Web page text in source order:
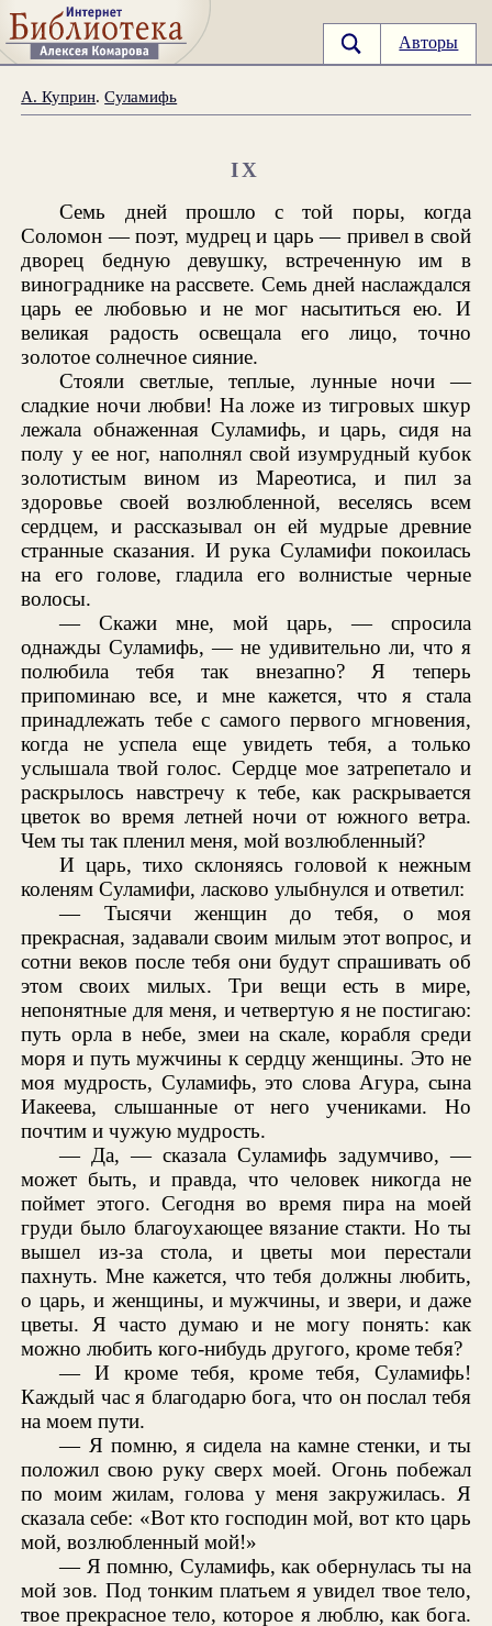
Авторы
А. Куприн.Суламифь
IX
Семь дней прошло с той поры, когда
Соломон — поэт, мудрец и царь — привел в свой
дворец бедную девушку, встреченную им в
винограднике на рассвете. Семь дней наслаждался
царь ее любовью и не мог насытиться ею. И
великая радость освещала его лицо, точно
золотое солнечное сияние.
Стояли светлые, теплые, лунные ночи —
сладкие ночи любви! На ложе из тигровых шкур
лежала обнаженная Суламифь, и царь, сидя на
полу у ее ног, наполнял свой изумрудный кубок
золотистым вином из Мареотиса, и пил за
здоровье своей возлюбленной, веселясь всем
сердцем, и рассказывал он ей мудрые древние
странные сказания. И рука Суламифи покоилась
на его голове, гладила его волнистые черные
волосы.
— Скажи мне, мой царь, — спросила
однажды Суламифь, — не удивительно ли, что я
полюбила тебя так внезапно? Я теперь
припоминаю все, и мне кажется, что я стала
принадлежать тебе с самого первого мгновения,
когда не успела еще увидеть тебя, а только
услышала твой голос. Сердце мое затрепетало и
раскрылось навстречу к тебе, как раскрывается
цветок во время летней ночи от южного ветра.
Чем ты так пленил меня, мой возлюбленный?
И царь, тихо склоняясь головой к нежным
коленям Суламифи, ласково улыбнулся и ответил:
— Тысячи женщин до тебя, о моя
прекрасная, задавали своим милым этот вопрос, и
сотни веков после тебя они будут спрашивать об
этом своих милых. Три вещи есть в мире,
непонятные для меня, и четвертую я не постигаю:
путь орла в небе, змеи на скале, корабля среди
моря и путь мужчины к сердцу женщины. Это не
моя мудрость, Суламифь, это слова Агура, сына
Иакеева, слышанные от него учениками. Но
почтим и чужую мудрость.
— Да, — сказала Суламифь задумчиво, —
может быть, и правда, что человек никогда не
поймет этого. Сегодня во время пира на моей
груди было благоухающее вязание стакти. Но ты
вышел из-за стола, и цветы мои перестали
пахнуть. Мне кажется, что тебя должны любить,
о царь, и женщины, и мужчины, и звери, и даже
цветы. Я часто думаю и не могу понять: как
можно любить кого-нибудь другого, кроме тебя?
— И кроме тебя, кроме тебя, Суламифь!
Каждый час я благодарю бога, что он послал тебя
на моем пути.
— Я помню, я сидела на камне стенки, и ты
положил свою руку сверх моей. Огонь побежал
по моим жилам, голова у меня закружилась. Я
сказала себе: «Вот кто господин мой, вот кто царь
мой, возлюбленный мой!»
— Я помню, Суламифь, как обернулась ты на
мой зов. Под тонким платьем я увидел твое тело,
твое прекрасное тело, которое я люблю, как бога.